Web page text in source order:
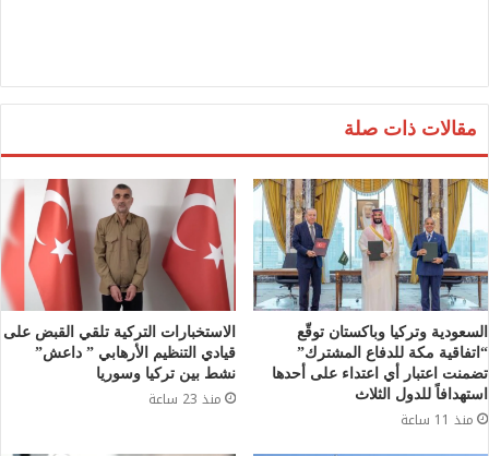
مقالات ذات صلة
السعودية وتركيا وباكستان توقّع
“اتفاقية مكة للدفاع المشترك”
تضمنت اعتبار أي اعتداء على أحدها
استهدافاً للدول الثلاث
منذ 11 ساعة
الاستخبارات التركية تلقي القبض على
قيادي التنظيم الأرهابي ” داعش”
نشط بين تركيا وسوريا
منذ 23 ساعة